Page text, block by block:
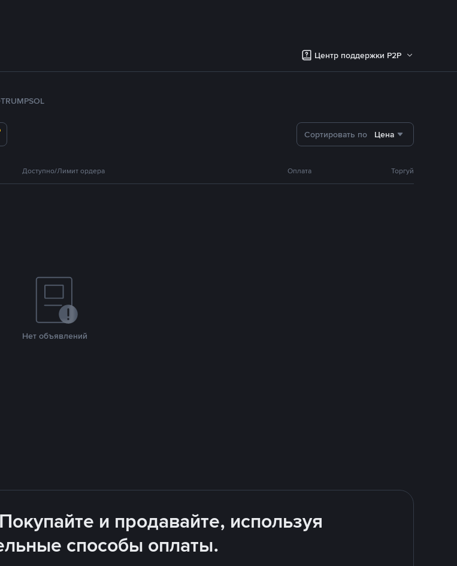
Центр поддержки P2P
TRUMPSOL
Сортировать по Цена
Доступно/Лимит ордера Оплата Торгуй
Нет объявлений
и продавайте, используя
способы оплаты.